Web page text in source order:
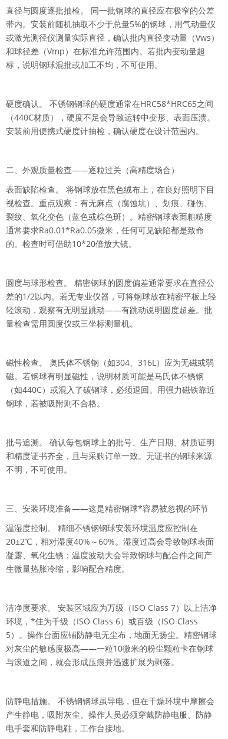
直径与圆度逐批抽检。 同一批钢球的直径应在极窄的公差
带内。安装前随机抽取不少于总量5%的钢球，用气动量仪
或激光测径仪测量实际直径，确认批内直径变动量（Vws）
和球径差（Vmp）在标准允许范围内。若批内变动量超
标，说明钢球混批或加工不均，不可使用。
硬度确认。 不锈钢钢球的硬度通常在HRC58*HRC65之间
（440C材质），硬度不足会导致运转中变形、表面压溃。
安装前用便携式硬度计抽检，确认硬度在设计范围内。
二、外观质量检查——逐粒过关（高精度场合）
表面缺陷检查。 将钢球放在黑色绒布上，在良好照明下目
视检查。重点观察：有无麻点（腐蚀坑）、划痕、碰伤、
裂纹、氧化变色（蓝色或棕色斑）。精密钢球表面粗糙度
通常要求Ra0.01*Ra0.05微米，任何可见缺陷都是致命
的。检查时可借助10*20倍放大镜。
圆度与球形检查。 精密钢球的圆度偏差通常要求在直径公
差的1/2以内。若无专业仪器，可将钢球放在精密平板上轻
轻滚动，观察有无明显跳动——有跳动说明圆度超差。批
量检查需用圆度仪或三坐标测量机。
磁性检查。 奥氏体不锈钢（如304、316L）应为无磁或弱
磁。若钢球有明显磁性，说明材质可能是马氏体不锈钢
（如440C）或混入了碳钢球，必须退回。用强力磁铁靠近
钢球，若被吸附则不合格。
批号追溯。 确认每包钢球上的批号、生产日期、材质证明
和精度证书齐全，且与采购订单一致。无证书的钢球来源
不明，不可使用。
三、安装环境准备——这是精密钢球*容易被忽视的环节
温湿度控制。 精细不锈钢钢球安装环境温度应控制在
20±2℃，相对湿度40%～60%。湿度过高会导致钢球表面
凝露、氧化生锈；温度波动大会导致钢球与配合件之间产
生微量热胀冷缩，影响配合精度。
洁净度要求。 安装区域应为万级（ISO Class 7）以上洁净
环境，*佳为千级（ISO Class 6）或百级（ISO Class
5）。操作台面应铺防静电无尘布，地面无扬尘。精密钢球
对灰尘的敏感度极高——一粒10微米的粉尘颗粒卡在钢球
与滚道之间，就会形成压痕并迅速扩展为剥落。
防静电措施。 不锈钢钢球虽导电，但在干燥环境中摩擦会
产生静电，吸附灰尘。操作人员必须穿戴防静电服、防静
电手套和防静电鞋，工作台接地。